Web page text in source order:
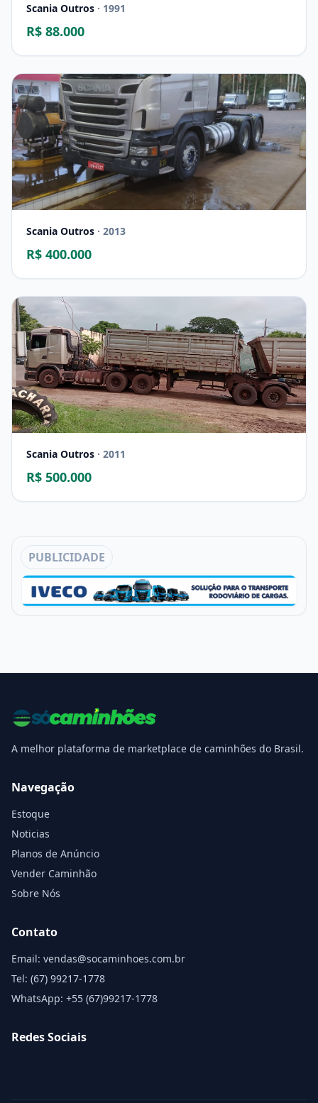
Scania Outros · 1991
R$ 88.000
Scania Outros · 2013
R$ 400.000
Scania Outros · 2011
R$ 500.000
PUBLICIDADE
A melhor plataforma de marketplace de caminhões do Brasil.
Navegação
Estoque
Noticias
Planos de Anúncio
Vender Caminhão
Sobre Nós
Contato
Email: vendas@socaminhoes.com.br
Tel: (67) 99217-1778
WhatsApp: +55 (67)99217-1778
Redes Sociais